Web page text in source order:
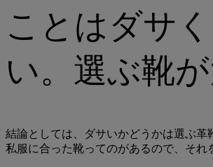
ことはダサ
い。選ぶ靴
結論としては、ダサいかどうかは選ぶ革
私服に合った靴ってのがあるので、それ